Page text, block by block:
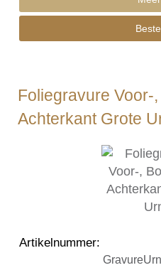
Foliegravure Voor-
Achterkant Grote
Artikelnummer:
GravureUrn